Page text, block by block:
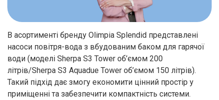
В асортименті бренду Olimpia Splendid представлені
насоси повітря-вода з вбудованим баком для гарячої
води (моделі Sherpa S3 Tower об’ємом 200
літрів/Sherpa S3 Aquadue Tower об’ємом 150 літрів).
Такий підхід дає змогу економити цінний простір у
приміщенні та забезпечити компактність системи.